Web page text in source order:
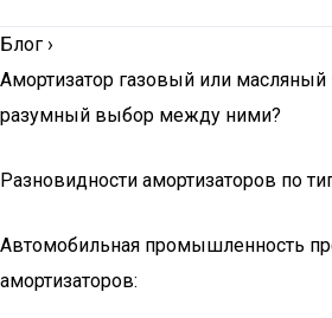
Блог ›
Амортизатор газовый или масляный
разумный выбор между ними?
Разновидности амортизаторов по
Автомобильная промышленность
амортизаторов: